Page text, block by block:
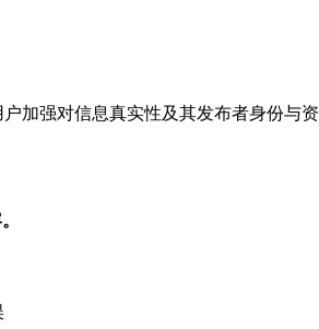
加强对信息真实性及其发布者身份与